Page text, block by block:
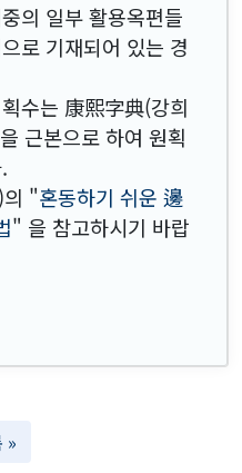
의 일부 활용옥편들
로 기재되어 있는 경
수는 康熙字典(강희
근본으로 하여 원획
의 "혼동하기 쉬운 邊
" 을 참고하시기 바랍
»